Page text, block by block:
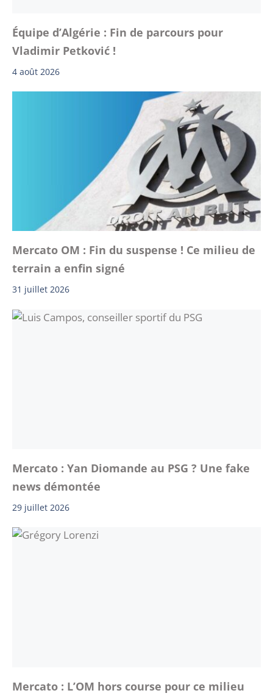
Équipe d’Algérie : Fin de parcours pour
Vladimir Petković !
4 août 2026
Mercato OM : Fin du suspense ! Ce milieu de
terrain a enfin signé
31 juillet 2026
Mercato : Yan Diomande au PSG ? Une fake
news démontée
29 juillet 2026
Mercato : L’OM hors course pour ce milieu